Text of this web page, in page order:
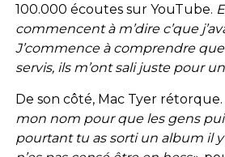
100.000 écoutes sur YouTube.
commencent à m’dire c’que
J’commence à comprendre que
servis, ils m’ont sali juste pour
De son côté, Mac Tyer rétorque.
mon nom pour que les gens
pourtant tu as sorti un album il